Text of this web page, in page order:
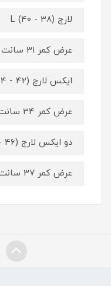
لارج L (40 - 38)
عرض کمر 31 سانت - فاق 24 سانت
ایکس لارج XL (44 - 42)
عرض کمر 34 سانت - فاق 25 سانت
دو ایکس لارج 2XL (48 - 46)
عرض کمر 37 سانت - فاق 28 سانت